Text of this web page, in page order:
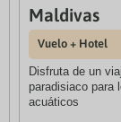
Maldivas
Vuelo + Hotel
Disfruta de un
paradisiaco para
acuáticos
Costa Rica
Vuelos,
Descubre un
admirar los